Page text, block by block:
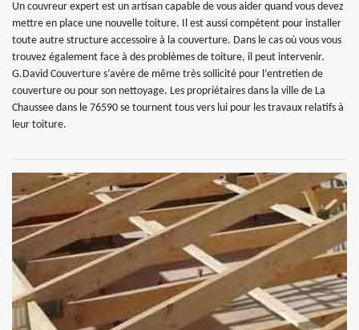
Un couvreur expert est un artisan capable de vous aider quand vous devez
mettre en place une nouvelle toiture. Il est aussi compétent pour installer
toute autre structure accessoire à la couverture. Dans le cas où vous vous
trouvez également face à des problèmes de toiture, il peut intervenir.
G.David Couverture s’avère de même très sollicité pour l’entretien de
couverture ou pour son nettoyage. Les propriétaires dans la ville de La
Chaussee dans le 76590 se tournent tous vers lui pour les travaux relatifs à
leur toiture.